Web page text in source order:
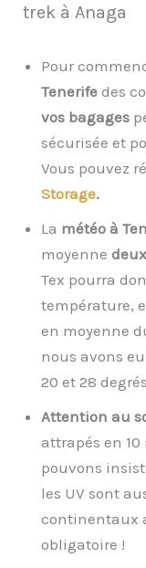
trek à Anaga
Pour
Tenerife des
vos bagages
sécurisée et
Vous pouvez
Storage.
La météo à
moyenne
Tex pourra
température,
en moyenne
nous avons
20 et 28
Attention au
attrapés en
pouvons
les UV sont
continentaux
obligatoire !